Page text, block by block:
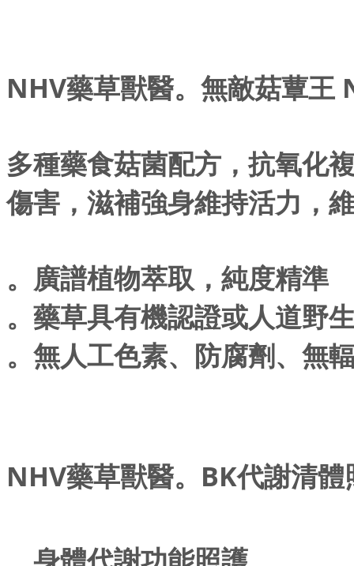
NHV藥草獸醫。無敵菇蕈
多種藥食菇菌配方，抗氧化
傷害，滋補強身維持活力，
。廣譜植物萃取，純度精準
。藥草具有機認證或人道野
。無人工色素、防腐劑、無
NHV藥草獸醫。BK代謝清